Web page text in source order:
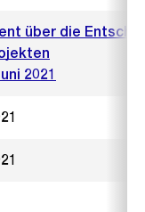
über die
2021